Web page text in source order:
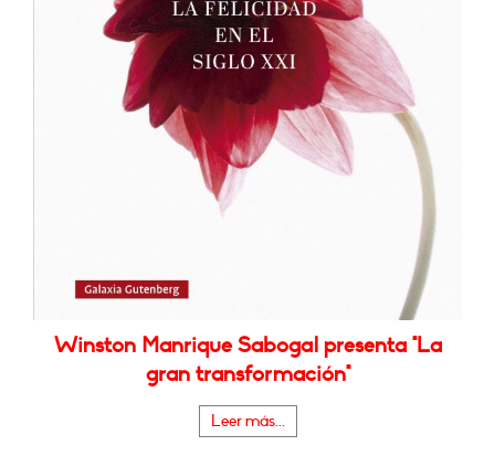
Winston Manrique Sabogal presenta "La
gran transformación"
Leer más...